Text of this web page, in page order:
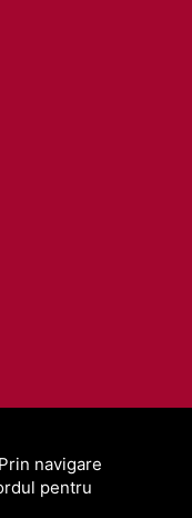
navigare
pentru